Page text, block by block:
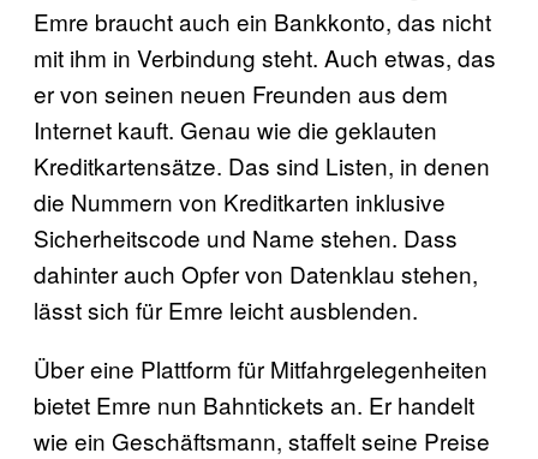
Emre braucht auch ein Bankkonto, das nicht
mit ihm in Verbindung steht. Auch etwas, das
er von seinen neuen Freunden aus dem
Internet kauft. Genau wie die geklauten
Kreditkartensätze. Das sind Listen, in denen
die Nummern von Kreditkarten inklusive
Sicherheitscode und Name stehen. Dass
dahinter auch Opfer von Datenklau stehen,
lässt sich für Emre leicht ausblenden.
Über eine Plattform für Mitfahrgelegenheiten
bietet Emre nun Bahntickets an. Er handelt
wie ein Geschäftsmann, staffelt seine Preise